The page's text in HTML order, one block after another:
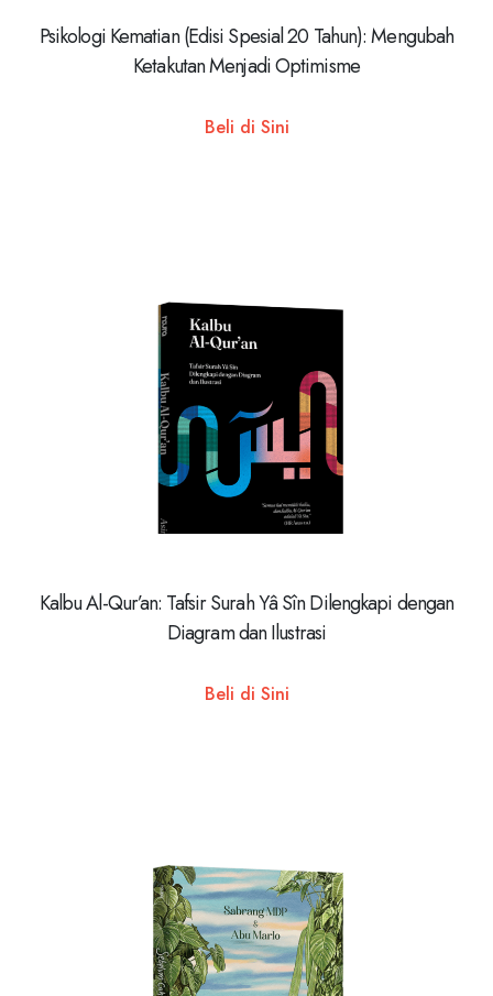
Psikologi Kematian (Edisi Spesial 20 Tahun): Mengubah
Ketakutan Menjadi Optimisme
Beli di Sini
Kalbu Al-Qur’an: Tafsir Surah Yâ Sîn Dilengkapi dengan
Diagram dan Ilustrasi
Beli di Sini